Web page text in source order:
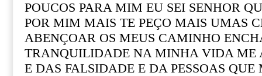
POUCOS PARA MIM EU SEI SENHOR
POR MIM MAIS TE PEÇO MAIS UMAS
ABENÇOAR OS MEUS CAMINHO
TRANQUILIDADE NA MINHA VIDA ME
E DAS FALSIDADE E DA PESSOAS QUE